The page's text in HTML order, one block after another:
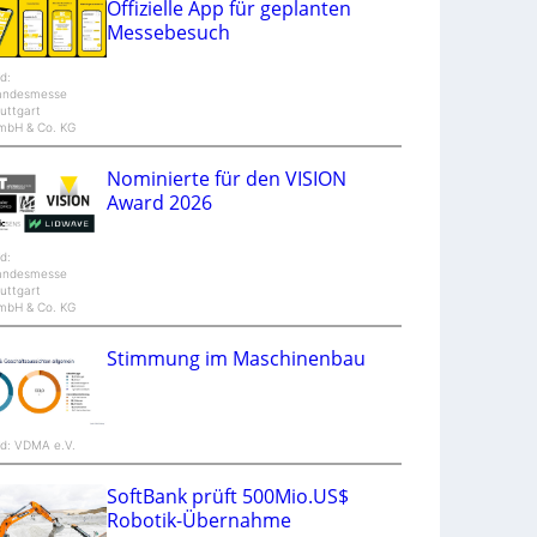
n
d
p
r
& Co. KG
Offizielle App für geplanten
Messebesuch
& Co. KG
Nominierte für den VISION
Award 2026
VDMA e.V.
Stimmung im Maschinenbau
SoftBank prüft 500Mio.US$
Robotik-Übernahme